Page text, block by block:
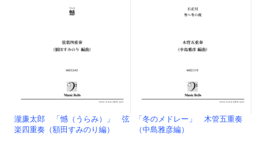
瀧廉太郎 「憾（うらみ）」 弦
楽四重奏（額田すみのり編）
「冬のメドレー」 木管五重奏
（中島雅彦編）